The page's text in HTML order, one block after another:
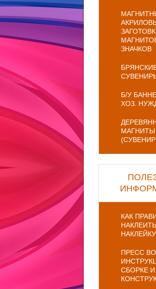
ЗНАЧКОВ
Б/У
ХОЗ.
МАГНИТЫ
КАК
НАКЛЕИТЬ
ПРЕСС
СБОРКЕ И